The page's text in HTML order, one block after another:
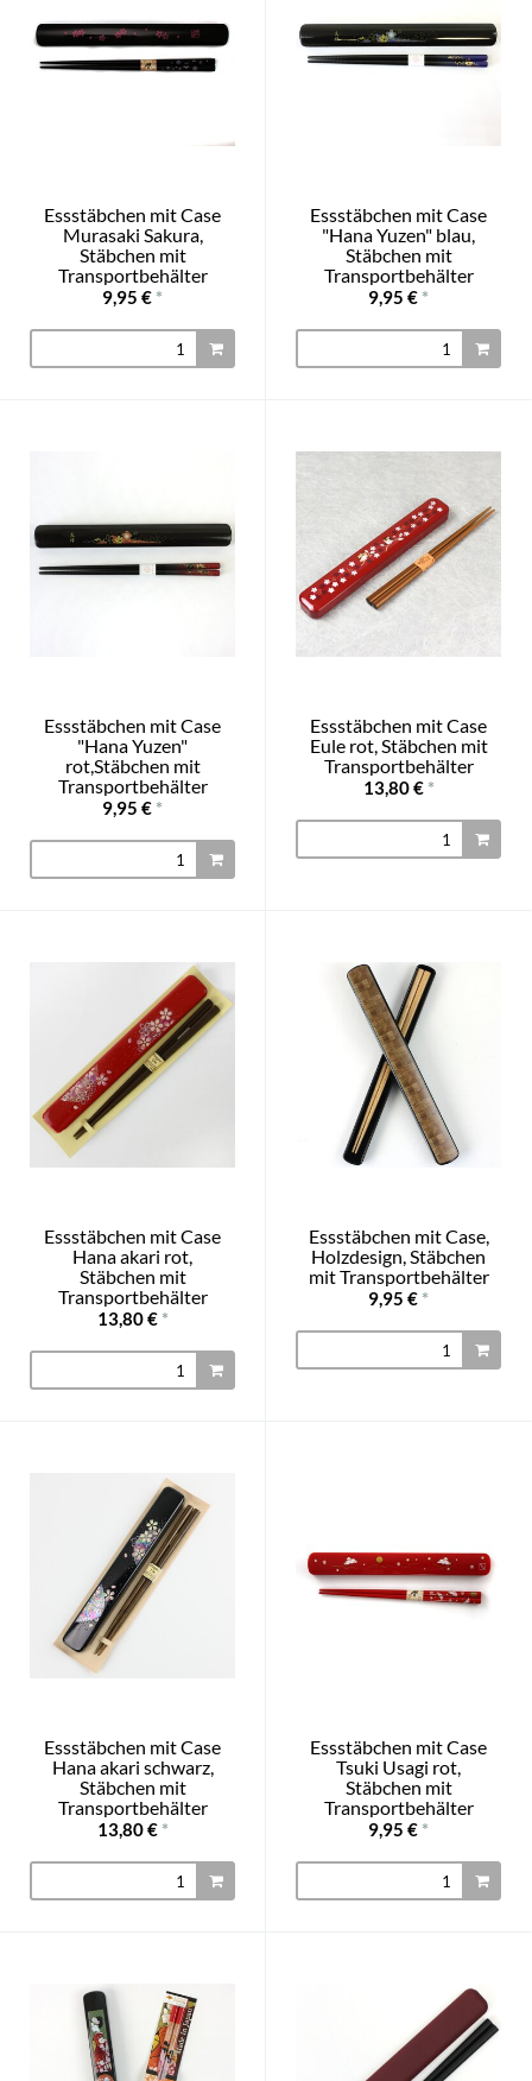
Essstäbchen mit Case
Murasaki Sakura,
Stäbchen mit
Transportbehälter
9,95 € *
Essstäbchen mit Case
"Hana Yuzen" blau,
Stäbchen mit
Transportbehälter
9,95 € *
Essstäbchen mit Case
"Hana Yuzen"
rot,Stäbchen mit
Transportbehälter
9,95 € *
Essstäbchen mit Case
Eule rot, Stäbchen mit
Transportbehälter
13,80 € *
Essstäbchen mit Case
Hana akari rot,
Stäbchen mit
Transportbehälter
13,80 € *
Essstäbchen mit Case,
Holzdesign, Stäbchen
mit Transportbehälter
9,95 € *
Essstäbchen mit Case
Hana akari schwarz,
Stäbchen mit
Transportbehälter
13,80 € *
Essstäbchen mit Case
Tsuki Usagi rot,
Stäbchen mit
Transportbehälter
9,95 € *